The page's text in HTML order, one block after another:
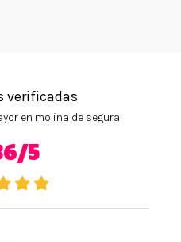
verificadas
en molina de segura
5